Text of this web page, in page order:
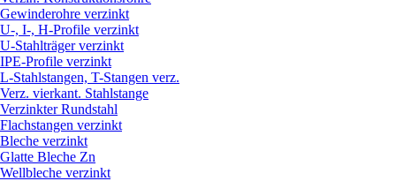
Gewinderohre verzinkt
U-, I-, H-Profile verzinkt
U-Stahlträger verzinkt
IPE-Profile verzinkt
L-Stahlstangen, T-Stangen verz.
Verz. vierkant. Stahlstange
Verzinkter Rundstahl
Flachstangen verzinkt
Bleche verzinkt
Glatte Bleche Zn
Wellbleche verzinkt